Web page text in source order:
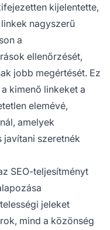
kijelentette,
nagyszerű
a
ellenőrzését,
jobb megértését. Ez
kimenő linkeket a
elemévé,
amelyek
javítani szeretnék
SEO-teljesítményt
jeleket
mind a közönség